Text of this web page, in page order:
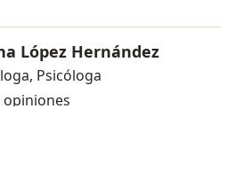
López Hernández
Psicóloga
opiniones